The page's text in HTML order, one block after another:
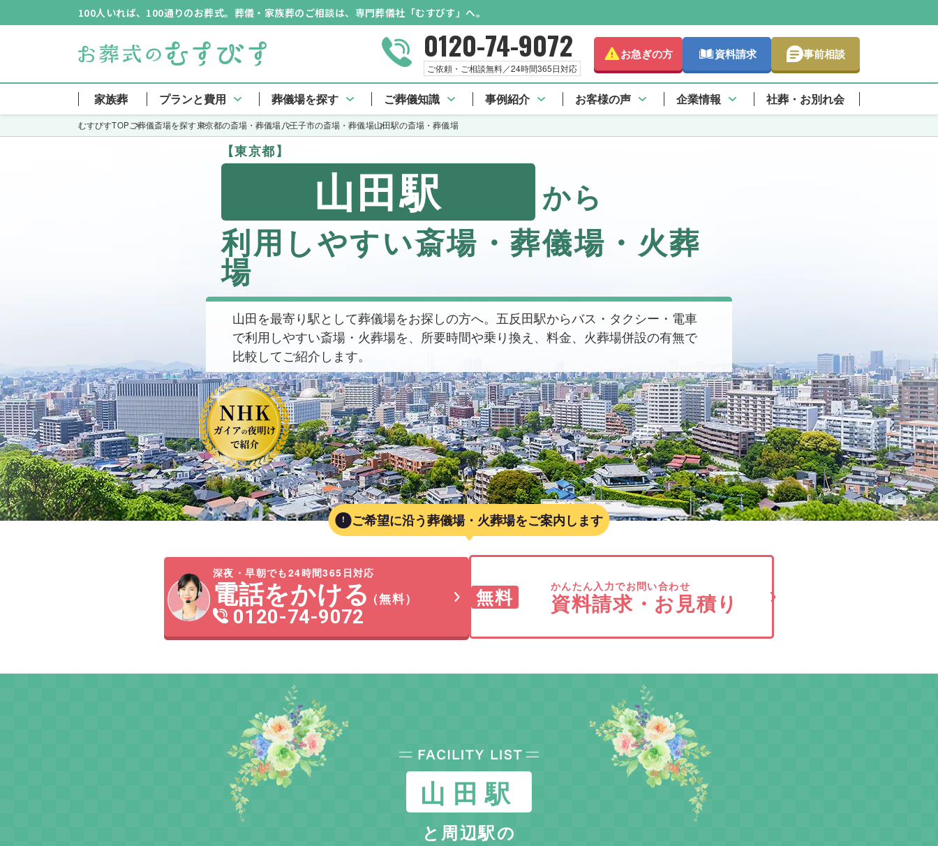
100人いれば、100通りのお葬式。葬儀・家族葬のご相談は、専門葬儀社「むすびす」へ。
0120-74-9072
ご依頼・ご相談無料／24時間365日対応
お急ぎの方 資料請求 事前相談
家族葬 プランと費用 葬儀場を探す ご葬儀知識 事例紹介 お客様の声 企業情報 社葬・お別れ会
むすびすTOPご葬儀斎場を探す東京都の斎場・葬儀場八王子市の斎場・葬儀場山田駅の斎場・葬儀場
【東京都】
山田駅 から
利用しやすい斎場・葬儀場・火葬
場
山田を最寄り駅として葬儀場をお探しの方へ。五反田駅からバス・タクシー・電車
で利用しやすい斎場・火葬場を、所要時間や乗り換え、料金、火葬場併設の有無で
比較してご紹介します。
ご希望に沿う葬儀場・火葬場をご案内します
深夜・早朝でも24時間365日対応
電話をかける （無料）
0120-74-9072
無料 かんたん入力でお問い合わせ
資料請求・お見積り
山田駅
と周辺駅の